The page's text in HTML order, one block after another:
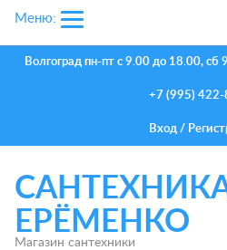
Волгоград пн-пт с 9.00 до 18.00, сб
+7 (995)
Вход/
ЕРЁМЕНКО
Магазин сантехники
Меню: